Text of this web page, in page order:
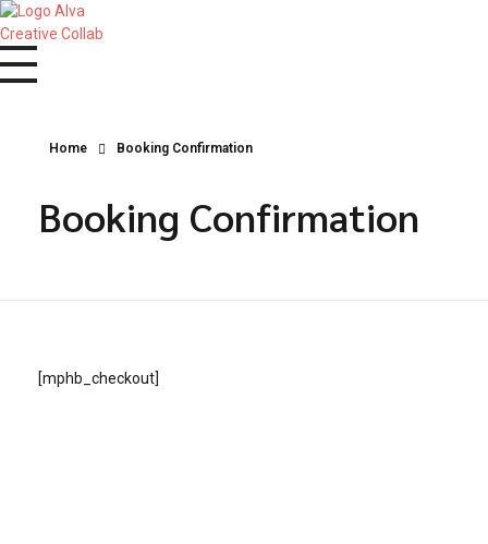
Alva Creative Collab
Home Booking Confirmation
Booking Confirmation
[mphb_checkout]